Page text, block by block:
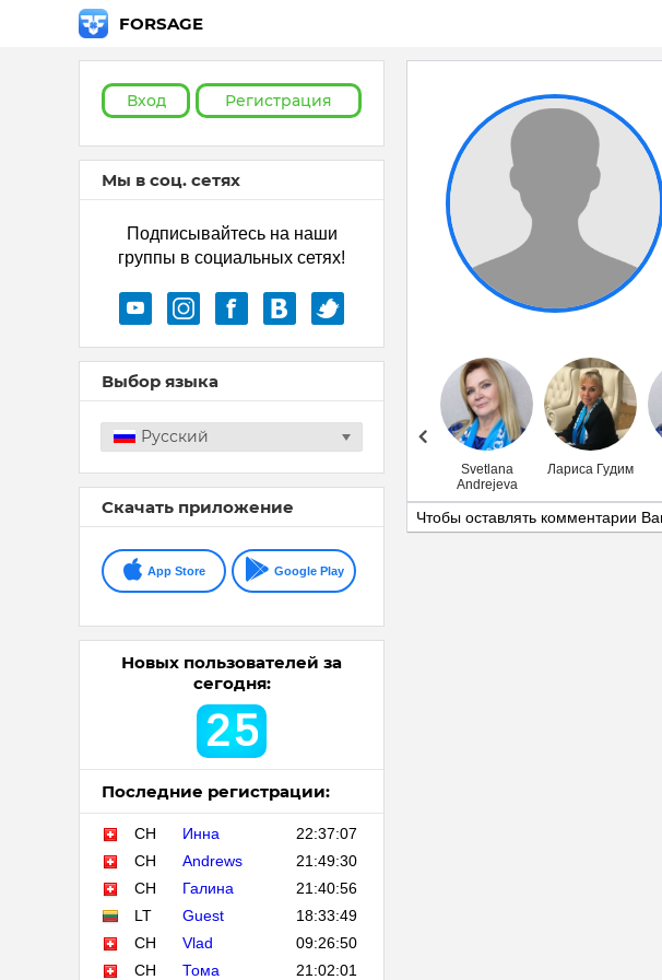
FORSAGE
Вход Регистрация
Мы в соц. сетях
Подписывайтесь на наши
группы в социальных сетях!
Выбор языка
Русский
Скачать приложение
App Store Google Play
Новых пользователей за
сегодня:
25
Последние регистрации:
CH Инна
22:37:07
CH
Andrews
21:49:30
CH
Галина
21:40:56
LT
Guest
18:33:49
CH
Vlad
09:26:50
CH
Тома 21:02:01
Лариса Гудим
Svetlana
Andrejeva
Лариса Гудим
Чтобы оставлять комментарии